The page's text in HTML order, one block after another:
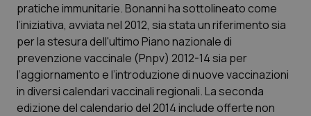
Basilicata
Calabria
Campania
Artrite & artrosi
Asma & BPCO
Car-T
QS Club Newsletter
pratiche immunitarie. Bonanni ha sottolineato come
l’iniziativa, avviata nel 2012, sia stata un riferimento sia
per la stesura dell'ultimo Piano nazionale di
prevenzione vaccinale (Pnpv) 2012-14 sia per
l’aggiornamento e l’introduzione di nuove vaccinazioni
in diversi calendari vaccinali regionali. La seconda
edizione del calendario del 2014 include offerte non